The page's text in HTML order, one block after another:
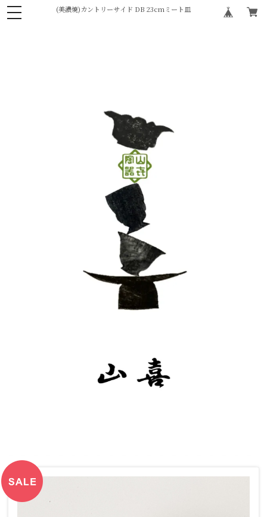
(美濃焼)カントリーサイド DB 23cmミート皿